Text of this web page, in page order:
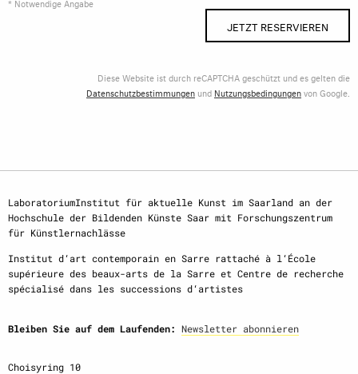
* Notwendige Angabe
JETZT RESERVIEREN
Diese Website ist durch reCAPTCHA geschützt und es gelten die
Datenschutzbestimmungen und Nutzungsbedingungenvon Google.
LaboratoriumInstitut für aktuelle Kunst im Saarland an der
Hochschule der Bildenden Künste Saar mit Forschungszentrum
für Künstlernachlässe
Institut d‘art contemporain en Sarre rattaché à l‘École
supérieure des beaux-arts de la Sarre et Centre de recherche
spécialisé dans les successions d‘artistes
Bleiben Sie auf dem Laufenden: Newsletter abonnieren
Choisyring 10